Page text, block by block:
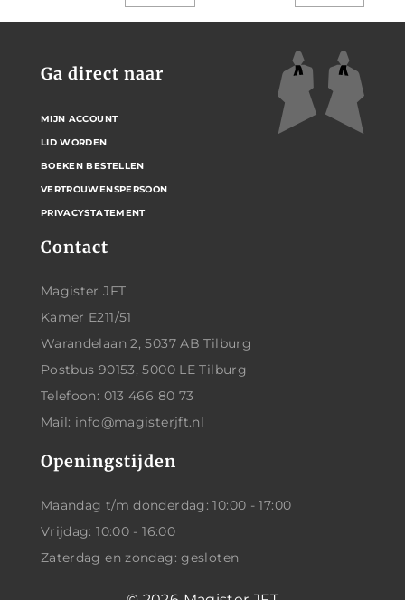
Contact
Magister JFT
Kamer E211/51
Warandelaan 2, 5037 AB Tilburg
Postbus 90153, 5000 LE Tilburg
Telefoon: 013 466 80 73
Mail: info@magisterjft.nl
Openingstijden
Maandag t/m donderdag: 10:00 - 17:00
Vrijdag: 10:00 - 16:00
Zaterdag en zondag: gesloten
Ga direct naar
MIJN ACCOUNT
LID WORDEN
BOEKEN BESTELLEN
VERTROUWENSPERSOON
PRIVACYSTATEMENT